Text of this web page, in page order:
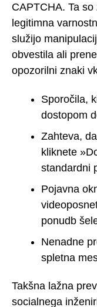
CAPTCHA. Ta
legitimna
služijo
obvestila ali
opozorilni znaki
Sporočila,
dostopom
Zahteva,
kliknete
standardni
Pojavna
ponudb
Nenadne
spletna
Takšna lažna
socialnega